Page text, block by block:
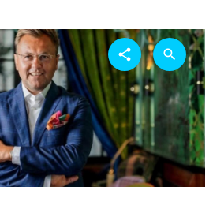
share search